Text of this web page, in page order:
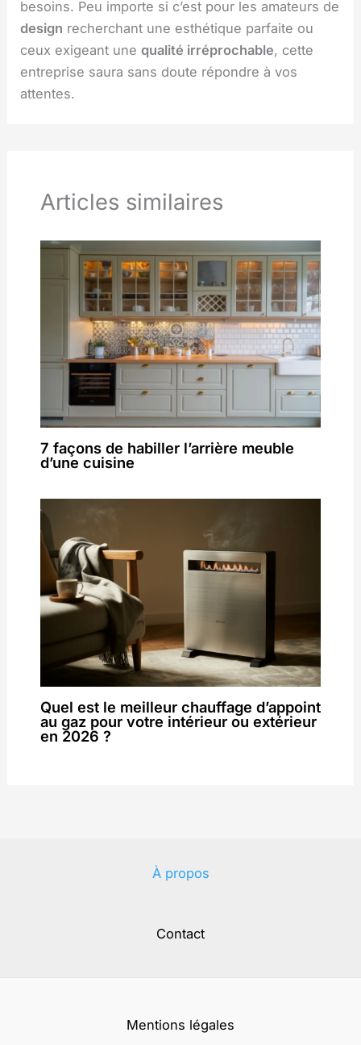
besoins. Peu importe si c’est pour les amateurs de
design recherchant une esthétique parfaite ou
ceux exigeant unequalité irréprochable, cette
entreprise saura sans doute répondre à vos
attentes.
Articles similaires
7 façons de habiller l’arrière meuble
d’une cuisine
Quel est le meilleur chauffage d’appoint
au gaz pour votre intérieur ou extérieur
en 2026 ?
À propos
Contact
Mentions légales